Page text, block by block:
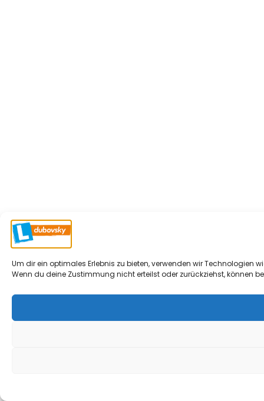
Um dir ein optimales Erlebnis zu bieten, verwenden wir
Wenn du deine Zustimmung nicht erteilst oder zurückziehst, können